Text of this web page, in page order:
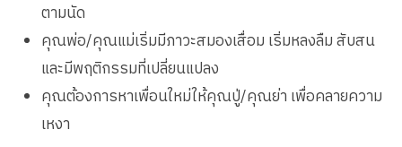
ตามนัด
คุณพ่อ/คุณแม่เริ่มมีภาวะสมองเสื่อม เริ่มหลงลืม สับสน
และมีพฤติกรรมที่เปลี่ยนแปลง
คุณต้องการหาเพื่อนใหม่ให้คุณปู่/คุณย่า เพื่อคลายความ
เหงา